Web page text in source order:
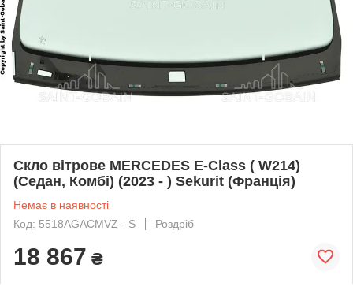
Скло вітрове MERCEDES E-Class ( W214)
(Седан, Комбі) (2023 - ) Sekurit (Франція)
Немає в наявності
Код: 5518AGACMVZ - S
Роздріб
18 867 ₴